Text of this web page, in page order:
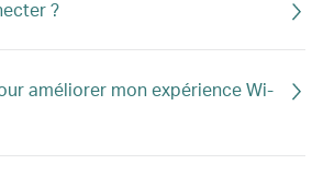
?
améliorer mon expérience Wi-